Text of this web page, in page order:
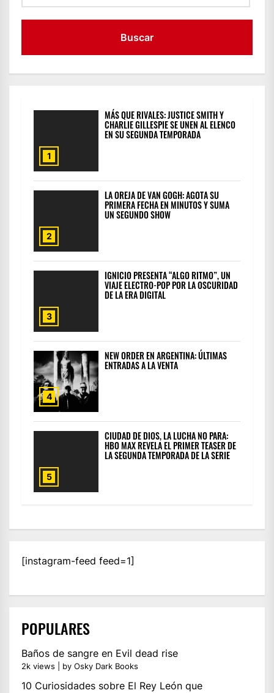
1
MÁS QUE RIVALES: JUSTICE SMITH Y
CHARLIE GILLESPIE SE UNEN AL ELENCO
EN SU SEGUNDA TEMPORADA
2
LA OREJA DE VAN GOGH: AGOTA SU
PRIMERA FECHA EN MINUTOS Y SUMA
UN SEGUNDO SHOW
3
IGNICIO PRESENTA “ALGO RITMO”, UN
VIAJE ELECTRO-POP POR LA OSCURIDAD
DE LA ERA DIGITAL
4
NEW ORDER EN ARGENTINA: ÚLTIMAS
ENTRADAS A LA VENTA
5
CIUDAD DE DIOS, LA LUCHA NO PARA:
HBO MAX REVELA EL PRIMER TEASER DE
LA SEGUNDA TEMPORADA DE LA SERIE
[instagram-feed feed=1]
POPULARES
Baños de sangre en Evil dead rise
2k views by Osky Dark Books
10 Curiosidades sobre El Rey León que